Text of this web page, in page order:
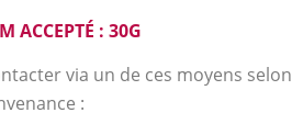
ACCEPTÉ : 30G
via un de ces moyens selon
: